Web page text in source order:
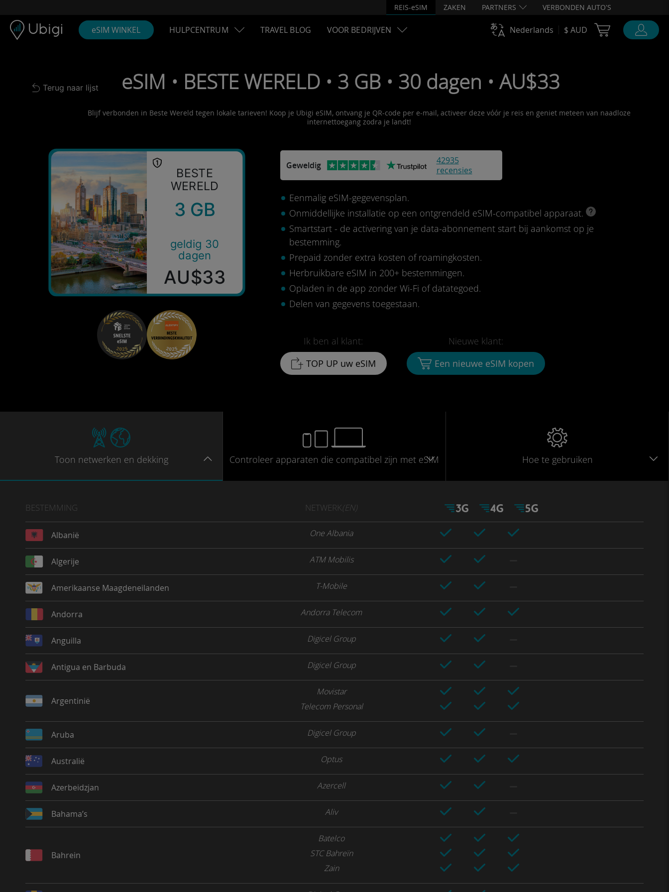
REIS-eSIM ZAKEN PARTNERS VERBONDEN AUTO'S
eSIM WINKEL HULPCENTRUM TRAVEL BLOG VOOR BEDRIJVEN Nederlands $ AUD Cart Ubigi
Back to list
Terug naar lijst eSIM • BESTE WERELD • 3 GB • 30 dagen • AU$33
Blijf verbonden in Beste Wereld tegen lokale tarieven! Koop je Ubigi eSIM, ontvang je QR-code per e-mail, activeer deze vóór je reis en geniet meteen van naadloze
internettoegang zodra je landt!
BESTE
WERELD
3 GB
geldig 30
dagen
AU$33
Geweldig
42935
recensies
Eenmalig eSIM-gegevensplan.
Onmiddellijke installatie op een ontgrendeld eSIM-compatibel apparaat.
Smartstart - de activering van je data-abonnement start bij aankomst op je
bestemming.
Prepaid zonder extra kosten of roamingkosten.
Herbruikbare eSIM in 200+ bestemmingen.
Opladen in de app zonder Wi-Fi of datategoed.
Delen van gegevens toegestaan.
Ik ben al klant:
TOP UP uw eSIM
Nieuwe klant:
Een nieuwe eSIM kopen
Toon netwerken en dekking Controleer apparaten die compatibel zijn met eSIM Hoe te gebruiken
BESTEMMING NETWERK(EN)
Albanië One Albania
Algerije ATM Mobilis
Amerikaanse Maagdeneilanden T-Mobile
Andorra Andorra Telecom
Anguilla Digicel Group
Antigua en Barbuda Digicel Group
Argentinië
Movistar
Telecom Personal
Aruba Digicel Group
Australië Optus
Azerbeidzjan Azercell
Bahama’s Aliv
Bahrein
Batelco
STC Bahreïn
Zain